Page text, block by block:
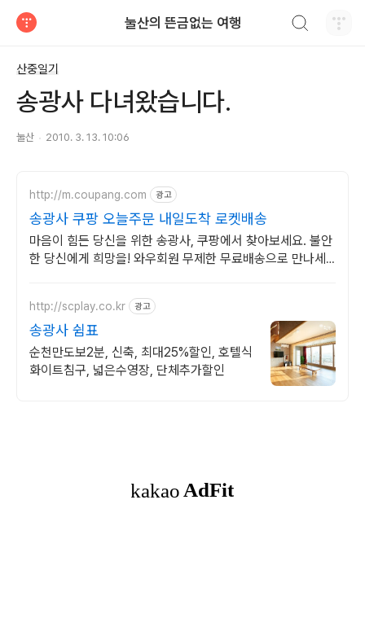
눌산의 뜬금없는 여행
산중일기
송광사 다녀왔습니다.
눌산 2010. 3. 13. 10:06
http://m.coupang.com 광고
송광사 쿠팡 오늘주문 내일도착 로켓배송
마음이 힘든 당신을 위한 송광사, 쿠팡에서 찾아보세요. 불안
한 당신에게 희망을! 와우회원 무제한 무료배송으로 만나세
http://scplay.co.kr 광고
송광사 쉼표
순천만도보2분, 신축, 최대25%할인, 호텔식
화이트침구, 넓은수영장, 단체추가할인